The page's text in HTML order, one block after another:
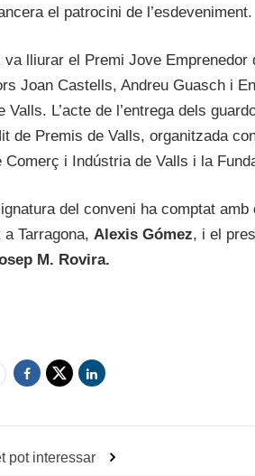
el patrocini de l’esdeveniment.
va lliurar el Premi Jove
Joan Castells, Andreu Guasch i
Valls. L’acte de l’entrega dels
de Premis de Valls, organitzada
Comerç i Indústria de Valls i la
del conveni ha comptat
Tarragona, Alexis Gómez, i el
M. Rovira.
pot interessar